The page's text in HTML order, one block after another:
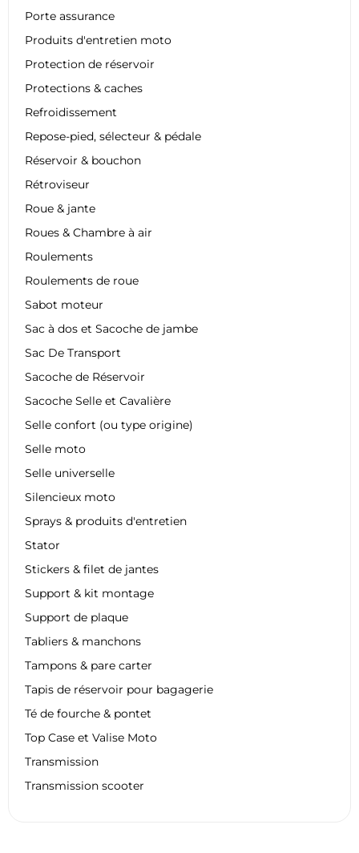
Porte assurance
Produits d'entretien moto
Protection de réservoir
Protections & caches
Refroidissement
Repose-pied, sélecteur & pédale
Réservoir & bouchon
Rétroviseur
Roue & jante
Roues & Chambre à air
Roulements
Roulements de roue
Sabot moteur
Sac à dos et Sacoche de jambe
Sac De Transport
Sacoche de Réservoir
Sacoche Selle et Cavalière
Selle confort (ou type origine)
Selle moto
Selle universelle
Silencieux moto
Sprays & produits d'entretien
Stator
Stickers & filet de jantes
Support & kit montage
Support de plaque
Tabliers & manchons
Tampons & pare carter
Tapis de réservoir pour bagagerie
Té de fourche & pontet
Top Case et Valise Moto
Transmission
Transmission scooter